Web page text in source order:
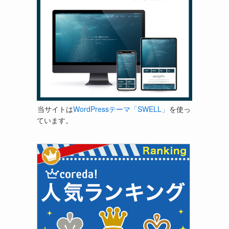
当サイトはWordPressテーマ「SWELL」 を使っ
ています。